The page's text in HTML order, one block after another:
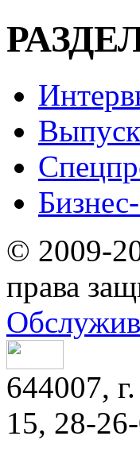
© 2009-
права
644007,
15, 28-